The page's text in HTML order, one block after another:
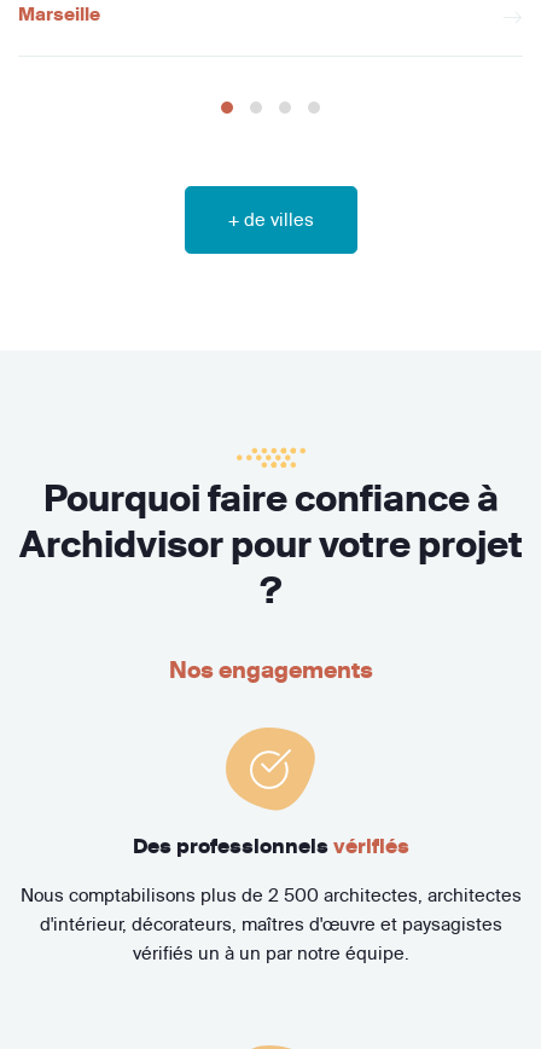
Marseille
+ de villes
Pourquoi faire confiance à
Archidvisor pour votre projet
?
Nos engagements
Des professionnels vérifiés
Nous comptabilisons plus de 2 500 architectes, architectes
d'intérieur, décorateurs, maîtres d'œuvre et paysagistes
vérifiés un à un par notre équipe.